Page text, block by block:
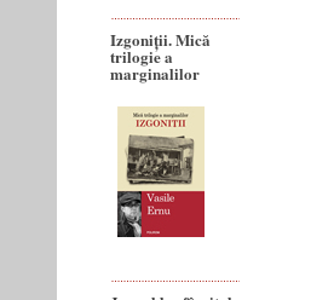
Izgoniții. Mică
trilogie a
marginalilor